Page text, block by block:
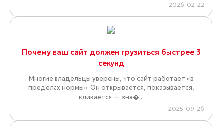
2026-02-22
Почему ваш сайт должен грузиться быстрее 3
секунд
Многие владельцы уверены, что сайт работает «в
пределах нормы». Он открывается, показывается,
кликается — зна�...
2025-09-26